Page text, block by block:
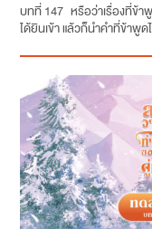
บทที่ 147 หรือว่าเรื่องที่ข้า
ได้ยินเข้า แล้วก็นำคำที่ข้าพูด